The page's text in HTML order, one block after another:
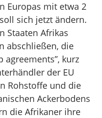
Europas mit etwa 2
sich jetzt ändern.
Staaten Afrikas
abschließen, die
agreements”, kurz
der EU
Rohstoffe und die
Ackerbodens
die Afrikaner ihre